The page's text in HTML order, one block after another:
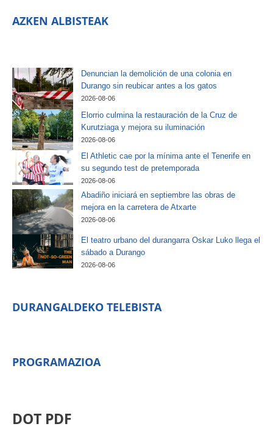
AZKEN ALBISTEAK
Denuncian la demolición de una colonia en
Durango sin reubicar antes a los gatos
2026-08-06
Elorrio culmina la restauración de la Cruz de
Kurutziaga y mejora su iluminación
2026-08-06
El Athletic cae por la mínima ante el Tenerife en
su segundo test de pretemporada
2026-08-06
Abadiño iniciará en septiembre las obras de
mejora en la carretera de Atxarte
2026-08-06
El teatro urbano del durangarra Oskar Luko llega el
sábado a Durango
2026-08-06
DURANGALDEKO TELEBISTA
PROGRAMAZIOA
DOT PDF